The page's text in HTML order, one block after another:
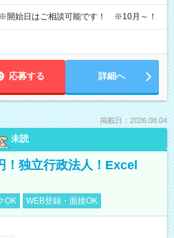
始日はご相談可能です！ ※10月～！
応募する 詳細へ
掲載日：2026.08.04
未読
！独立行政法人！Excel
OK WEB登録・面接OK